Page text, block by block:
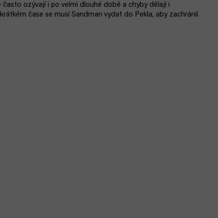
často ozývají i po velmi dlouhé době a chyby dělají i
čase se musí Sandman vydat do Pekla, aby zachránil